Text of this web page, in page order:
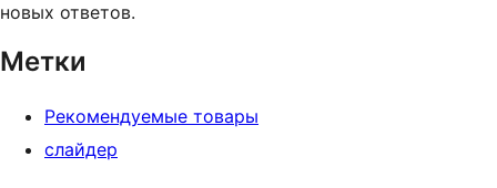
новых ответов.
Метки
Рекомендуемые товары
слайдер